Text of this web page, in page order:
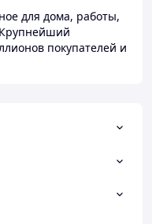
для дома, работы,
покупателей и